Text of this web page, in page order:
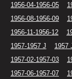
1956-04-1956-05
1956-08-1956-09
1956-11-1956-12
1957-1957 J
1957
1957-02-1957-03
1957-06-1957-07